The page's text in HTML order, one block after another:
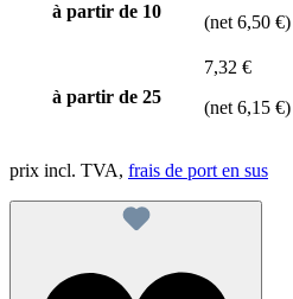
à partir de 10
(net 6,50 €)
à partir de 25
7,32 €
(net 6,15 €)
prix incl. TVA, frais de port en sus